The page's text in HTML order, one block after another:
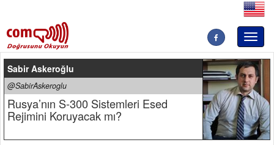
Sabir Askeroğlu
@SabirAskeroglu
Rusya’nın S-300 Sistemleri Esed
Rejimini Koruyacak mı?